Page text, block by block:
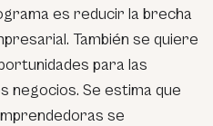
es reducir la brecha
También se quiere
para las
negocios. Se estima que
se